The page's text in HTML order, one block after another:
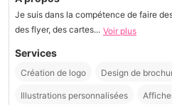
Je suis dans la compétence de faire
des flyer, des cartes... Voir plus
Services
Création de logo Design de
Illustrations personnalisées